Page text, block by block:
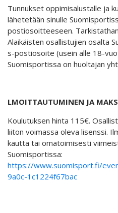
Tunnukset oppimisalustalle ja
lähetetään sinulle
postiosoitteeseen.
Alaikäisten osallistujien osalta
s-postiosoite (usein alle 18-
Suomisportissa on huoltajan
LMOITTAUTUMINEN JA
Koulutuksen hinta 115€.
liiton voimassa oleva lisenssi.
kautta tai omatoimisesti
Suomisportissa:
https://www.suomisport.fi/
9a0c-1c1224f67bac